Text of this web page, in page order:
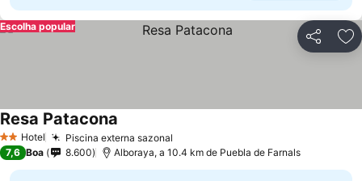
Partilhar
Escolha popular
2 Estrelas
Hotel Piscina externa sazonal
Resa Patacona
7,6 Boa 8.600 Alboraya, a 10.4 km de Puebla de Farnals